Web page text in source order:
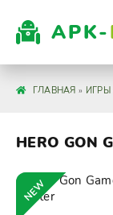
APK-
ГЛАВНАЯ » ИГРЫ
HERO GON
NEW